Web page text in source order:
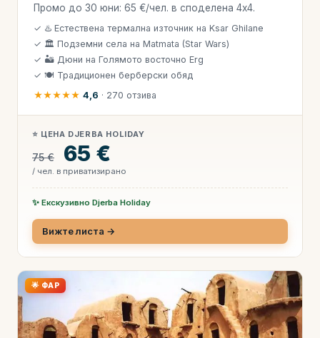
Промо до 30 юни: 65 €/чел. в споделена 4x4.
✓ ♨️ Естествена термална източник на Ksar Ghilane
✓ 🏛 Подземни села на Matmata (Star Wars)
✓ 🏜 Дюни на Голямото восточно Erg
✓ 🍽 Традиционен берберски обяд
★★★★★ 4,6 · 270 отзива
⭐ ЦЕНА DJERBA HOLIDAY
75 € 65 €
/ чел. в приватизирано
✨ Екскузивно Djerba Holiday
Вижте листа →
🌟 ФАР